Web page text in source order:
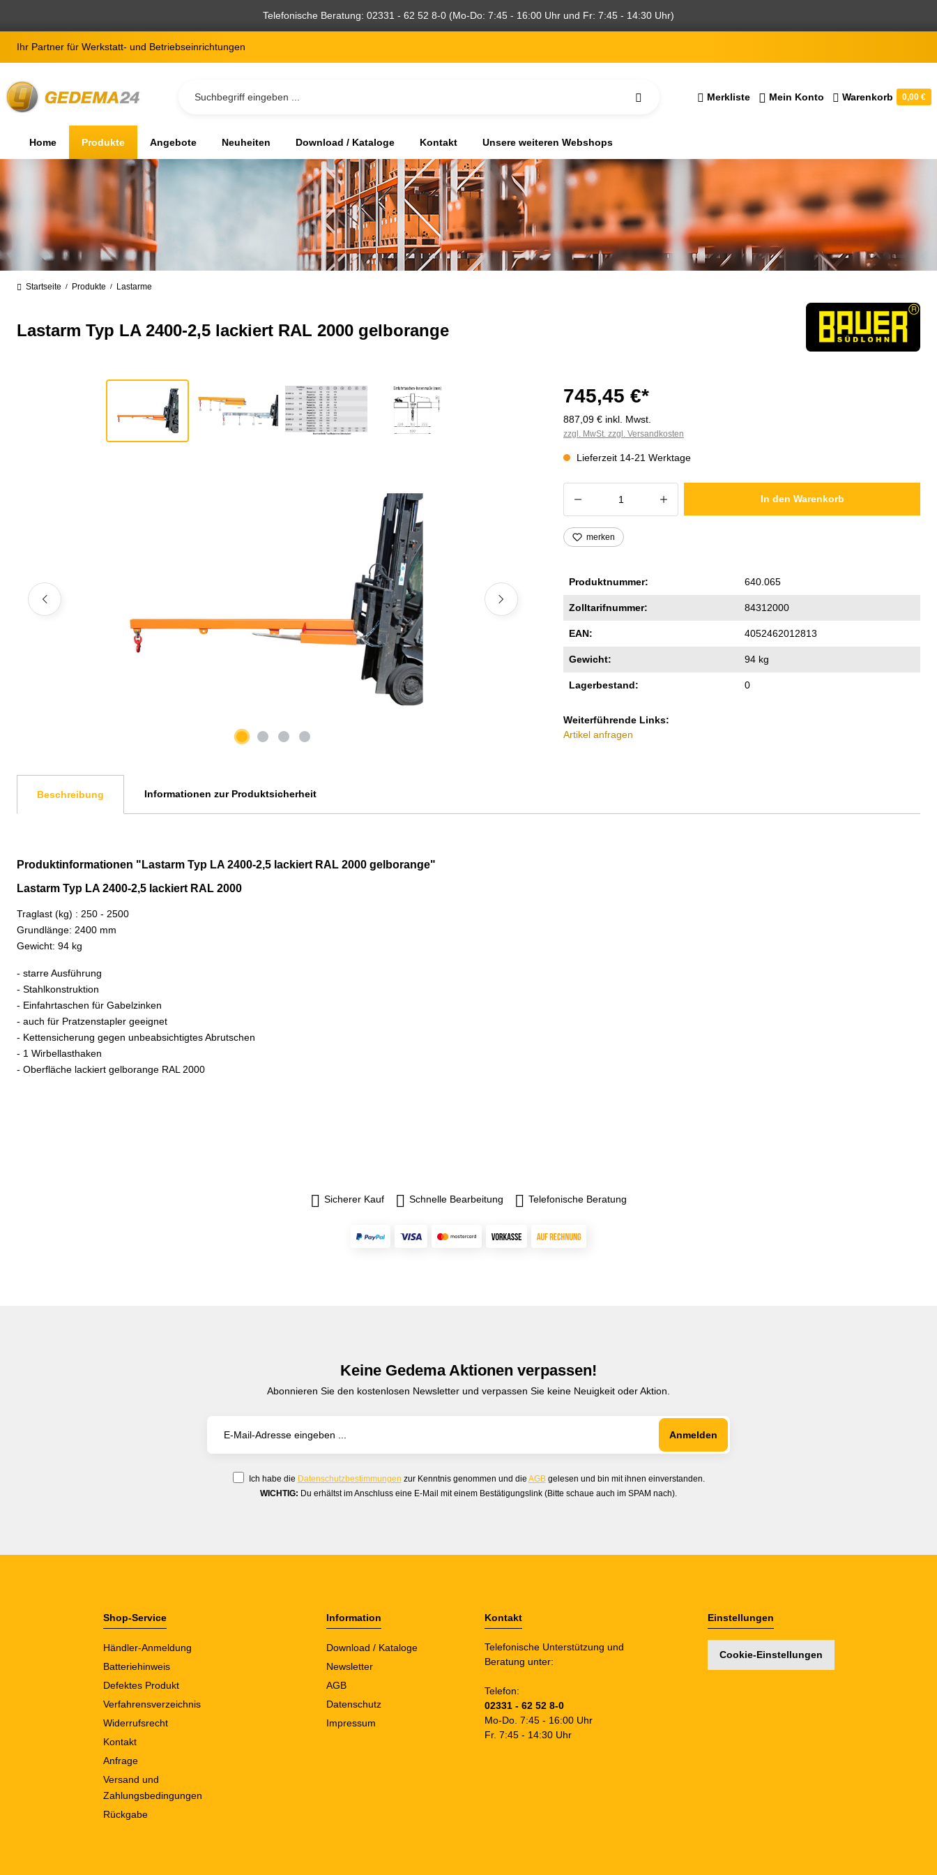
Telefonische Beratung: 02331 - 62 52 8-0 (Mo-Do: 7:45 - 16:00 Uhr und Fr: 7:45 - 14:30 Uhr)
Ihr Partner für Werkstatt- und Betriebseinrichtungen
Merkliste Mein Konto Warenkorb 0,00 €
Home Produkte Angebote Neuheiten Download / Kataloge Kontakt Unsere weiteren Webshops
Startseite / Produkte / Lastarme
Lastarm Typ LA 2400-2,5 lackiert RAL 2000 gelborange
Bildergalerie überspringen 745,45 €*
887,09 € inkl. Mwst.
zzgl. MwSt. zzgl. Versandkosten
Lieferzeit 14-21 Werktage
Produkt Anzahl: Gib den gewünschten Wert
In den Warenkorb
merken
Produktnummer: 640.065
Zolltarifnummer: 84312000
EAN: 4052462012813
Gewicht: 94 kg
Lagerbestand: 0
Weiterführende Links:
Artikel anfragen
Beschreibung Informationen zur Produktsicherheit
Produktinformationen "Lastarm Typ LA 2400-2,5 lackiert RAL 2000 gelborange"
Lastarm Typ LA 2400-2,5 lackiert RAL 2000
Traglast (kg) : 250 - 2500
Grundlänge: 2400 mm
Gewicht: 94 kg
- starre Ausführung
- Stahlkonstruktion
- Einfahrtaschen für Gabelzinken
- auch für Pratzenstapler geeignet
- Kettensicherung gegen unbeabsichtigtes Abrutschen
- 1 Wirbellasthaken
- Oberfläche lackiert gelborange RAL 2000
Sicherer Kauf Schnelle Bearbeitung Telefonische Beratung
Keine Gedema Aktionen verpassen!
Abonnieren Sie den kostenlosen Newsletter und verpassen Sie keine Neuigkeit oder Aktion.
Ich habe die Datenschutzbestimmungen zur Kenntnis genommen und die AGBgelesen und bin mit ihnen einverstanden.
WICHTIG: Du erhältst im Anschluss eine E-Mail mit einem Bestätigungslink (Bitte schaue auch im SPAM nach).
Shop-Service
Händler-Anmeldung
Batteriehinweis
Defektes Produkt
Verfahrensverzeichnis
Widerrufsrecht
Kontakt
Anfrage
Versand und
Zahlungsbedingungen
Rückgabe
Information
Download / Kataloge
Newsletter
AGB
Datenschutz
Impressum
Kontakt
Telefonische Unterstützung und
Beratung unter:
Telefon:
02331 - 62 52 8-0
Mo-Do. 7:45 - 16:00 Uhr
Fr. 7:45 - 14:30 Uhr
Einstellungen
Cookie-Einstellungen